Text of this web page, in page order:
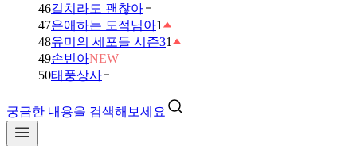
46길치라도 괜찮아
47은애하는 도적님아1
48유미의 세포들 시즌31
49손빈아NEW
50태풍상사
궁금한 내용을 검색해보세요